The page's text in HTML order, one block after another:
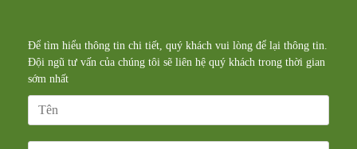
Để tìm hiểu thông tin chi tiết, quý khách vui lòng để lại thông tin.
Đội ngũ tư vấn của chúng tôi sẽ liên hệ quý khách trong thời gian
sớm nhất